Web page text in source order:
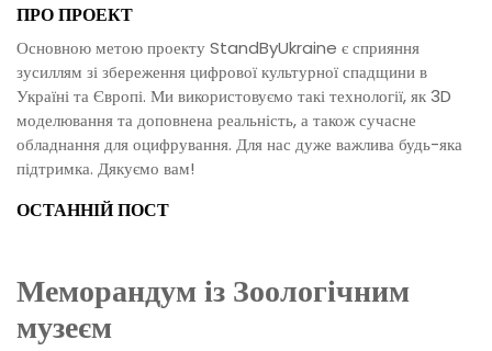
ПРО ПРОЕКТ
Основною метою проекту StandByUkraine є сприяння
зусиллям зі збереження цифрової культурної спадщини в
Україні та Європі. Ми використовуємо такі технології, як 3D
моделювання та доповнена реальність, а також сучасне
обладнання для оцифрування. Для нас дуже важлива будь-яка
підтримка. Дякуємо вам!
ОСТАННІЙ ПОСТ
Меморандум із Зоологічним
музеєм